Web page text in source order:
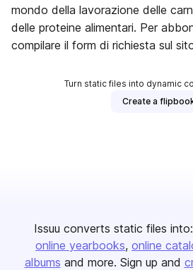
mondo della lavorazione delle
delle proteine alimentari. Per
compilare il form di richiesta sul
Turn static files into dynamic
Create a
Issuu converts static files into:
online yearbooks online
albums and more. Sign up and